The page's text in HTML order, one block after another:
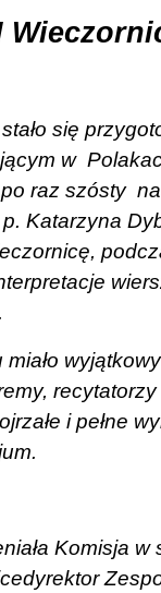
się
w
raz szósty
Katarzyna
i pełne
Komisja w